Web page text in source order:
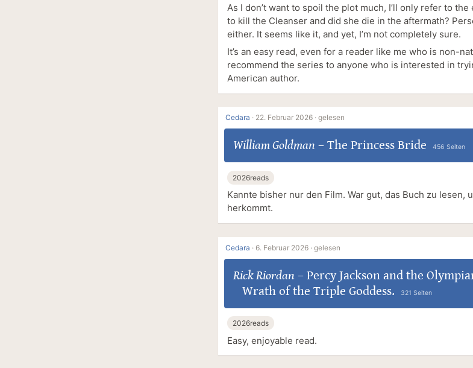
As I don’t want to spoil the plot much, I’ll only refer to
to kill the Cleanser and did she die in the aftermath?
either. It seems like it, and yet, I’m not completely sure.
It’s an easy read, even for a reader like me who is non-
recommend the series to anyone who is interested in
American author.
Cedara · 22. Februar 2026 · gelesen
William Goldman – The Princess Bride 456 Seiten
2026reads
Kannte bisher nur den Film. War gut, das Buch zu lesen,
herkommt.
Cedara · 6. Februar 2026 · gelesen
Rick Riordan – Percy Jackson and the
Wrath of the Triple Goddess.
321 Seiten
2026reads
Easy, enjoyable read.